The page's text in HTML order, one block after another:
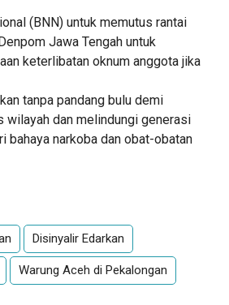
(BNN) untuk memutus rantai
Jawa Tengah untuk
keterlibatan oknum anggota jika
tanpa pandang bulu demi
wilayah dan melindungi generasi
bahaya narkoba dan obat-obatan
Disinyalir Edarkan
Warung Aceh di Pekalongan